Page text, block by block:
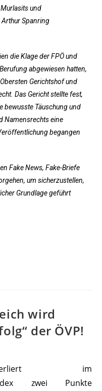
und
Spanring
die Klage der FPÖ und
abgewiesen hatten,
Gerichtshof und
Das Gericht stellte fest,
bewusste Täuschung und
Namensrechts eine
begangen
Fake News, Fake-Briefe
um sicherzustellen,
Grundlage geführt
wird
der ÖVP!
im
zwei Punkte